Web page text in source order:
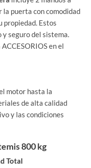
la puerta con comodidad
propiedad. Estos
seguro del sistema.
en el
motor hasta la
de alta calidad
y las condiciones
800 kg
Total